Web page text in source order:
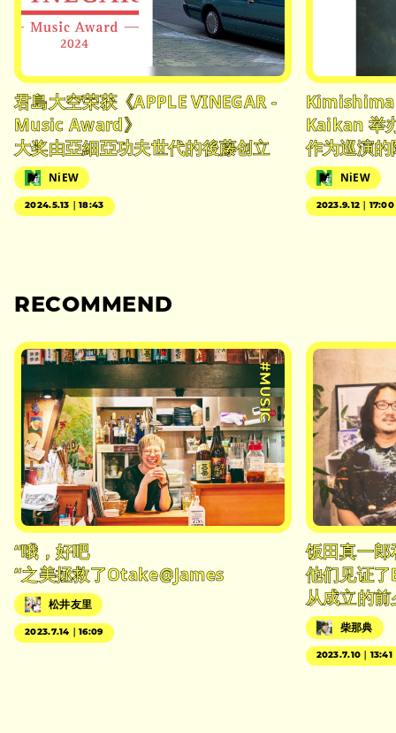
君島大空荣获《APPLE VINEGAR -
Music Award》
大奖由亞細亞功夫世代的後藤创立
NiEW
2024.5.13｜18:43
Kaikan 举
作为巡演
NiEW
2023.9.12｜17:00
RECOMMEND
#MUSIC
“哦，好吧
“之美拯救了Otake@James
松井友里
2023.7.14｜16:09
饭田真一
他们见证
从成立的
柴那典
2023.7.10｜13:41